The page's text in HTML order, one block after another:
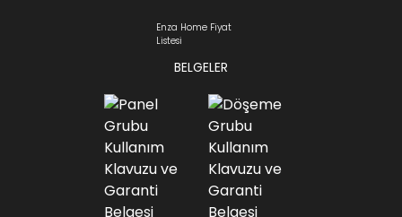
Enza Home Fiyat
Listesi
BELGELER